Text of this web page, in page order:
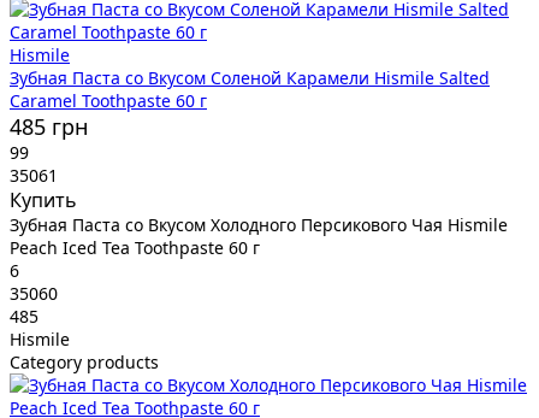
Hismile
Зубная Паста со Вкусом Соленой Карамели Hismile Salted
Caramel Toothpaste 60 г
485 грн
99
35061
Купить
Зубная Паста со Вкусом Холодного Персикового Чая Hismile
Peach Iced Tea Toothpaste 60 г
6
35060
485
Hismile
Category products